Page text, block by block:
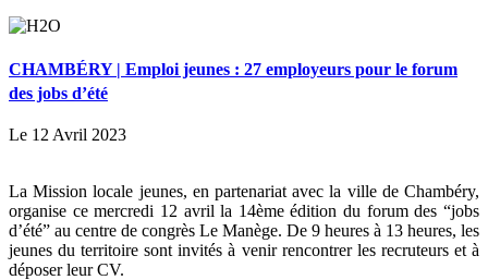
CHAMBÉRY | Emploi jeunes : 27 employeurs pour le forum
des jobs d’été
Le 12 Avril 2023
La Mission locale jeunes, en partenariat avec la ville de Chambéry,
organise ce mercredi 12 avril la 14ème édition du forum des “jobs
d’été” au centre de congrès Le Manège. De 9 heures à 13 heures, les
jeunes du territoire sont invités à venir rencontrer les recruteurs et à
déposer leur CV.